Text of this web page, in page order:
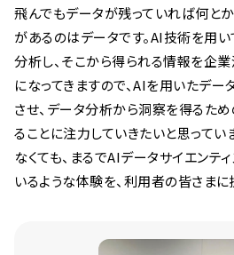
飛んでもデータが残っていれば何と
があるのはデータです。AI技術を用
分析し、そこから得られる情報を企
になってきますので、AIを用いたデ
させ、データ分析から洞察を得るた
ることに注力していきたいと思ってい
なくても、まるでAIデータサイエンテ
いるような体験を、利用者の皆さまに